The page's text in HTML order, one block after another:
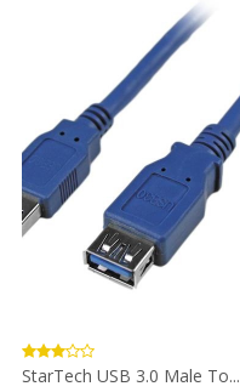
StarTech USB 3.0 Male To...